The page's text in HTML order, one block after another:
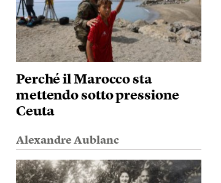
Perché il Marocco sta
mettendo sotto pressione
Ceuta
Alexandre Aublanc